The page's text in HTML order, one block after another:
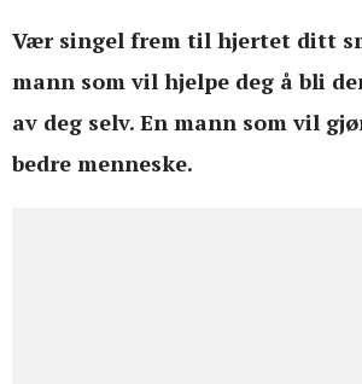
Vær singel frem til hjertet ditt
mann som vil hjelpe deg å bli
av deg selv. En mann som vil
bedre menneske.